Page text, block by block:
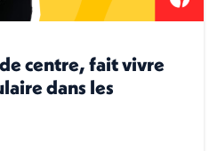
centre, fait vivre
dans les